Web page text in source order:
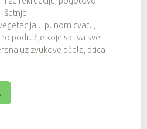
šetnje.
u punom cvatu,
područje koje skriva sve
uz zvukove pčela, ptica i